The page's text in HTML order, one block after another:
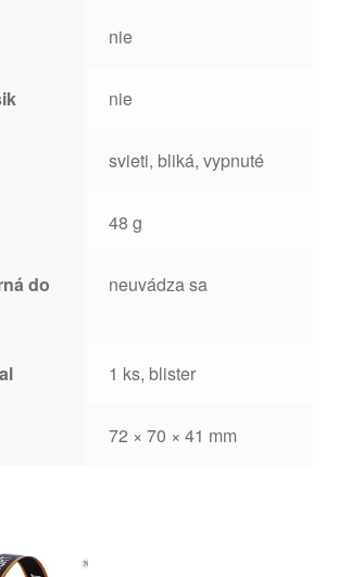
nie
nie
svieti, bliká, vypnuté
48 g
do
neuvádza sa
1 ks, blister
72 × 70 × 41 mm